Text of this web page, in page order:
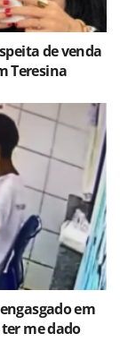
de venda
Teresina
em
me dado